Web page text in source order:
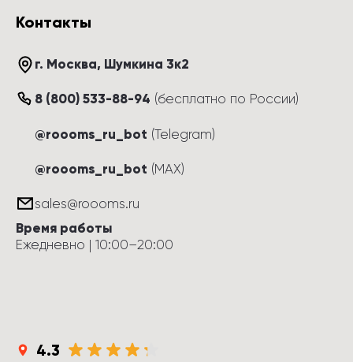
Контакты
г. Москва, Шумкина 3к2
8 (800) 533-88-94 (бесплатно по России)
@roooms_ru_bot (Telegram)
@roooms_ru_bot (MAX)
sales@roooms.ru
Время работы
Ежедневно | 10:00–20:00
4.3